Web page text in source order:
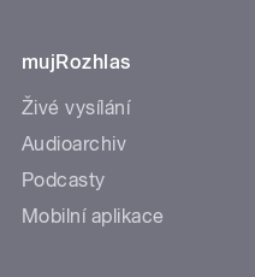
mujRozhlas
Živé vysílání
Audioarchiv
Podcasty
Mobilní aplikace